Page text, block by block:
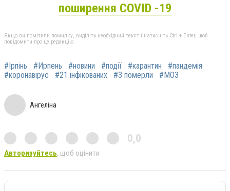
поширення COVID -19
Якщо ви помітили помилку, виділіть необхідний текст і натисніть Ctrl + Enter, щоб
повідомити про це редакцію
#Ірпінь #Ирпень #новини #події #карантин
#пандемія
#коронавірус
#21 інфікованих #3 померли #МОЗ
Ангеліна
0,0
Авторизуйтесь, щоб оцінити